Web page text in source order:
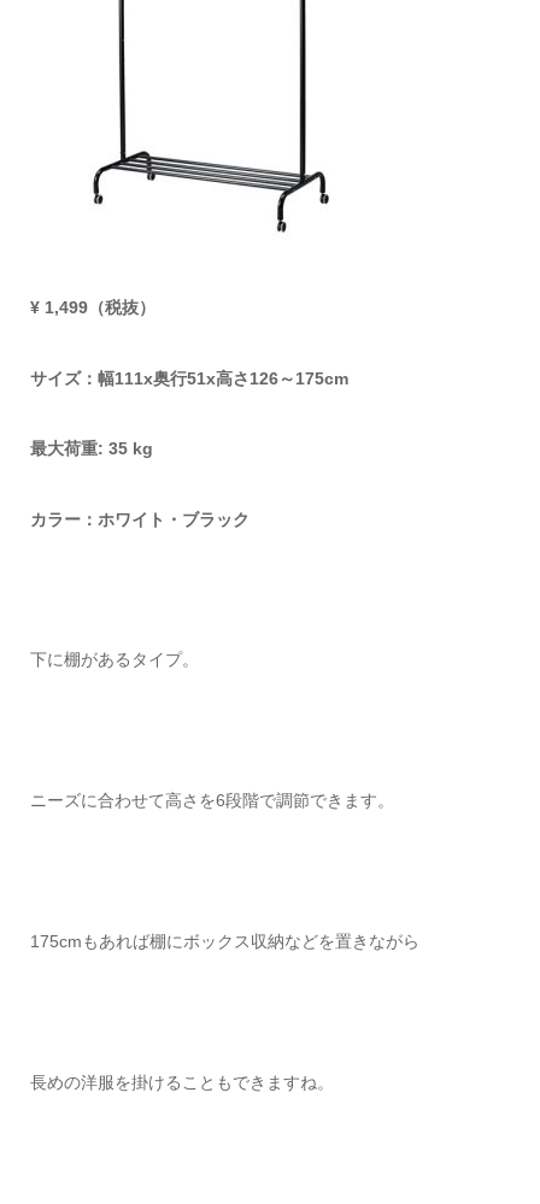
¥ 1,499（税抜）
サイズ：幅111x奥行51x高さ126～175cm
最大荷重: 35 kg
カラー：ホワイト・ブラック
下に棚があるタイプ。
ニーズに合わせて高さを6段階で調節できます。
175cmもあれば棚にボックス収納などを置きながら
長めの洋服を掛けることもできますね。